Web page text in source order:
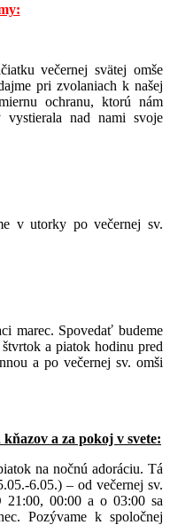
večernej svätej omše
pri zvolaniach k našej
ochranu, ktorú nám
nad nami svoje
v utorky po večernej sv.
marec. Spovedať budeme
a piatok hodinu pred
a po večernej sv. omši
a za pokoj v svete:
na nočnú adoráciu. Tá
6.05.) – od večernej sv.
00:00 a o 03:00 sa
Pozývame k spoločnej